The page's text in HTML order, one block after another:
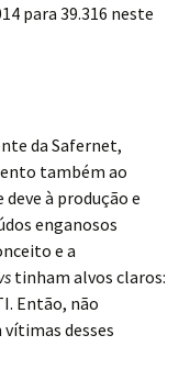
para 39.316 neste
da Safernet,
também ao
à produção e
enganosos
e a
tinham alvos claros:
Então, não
vítimas desses